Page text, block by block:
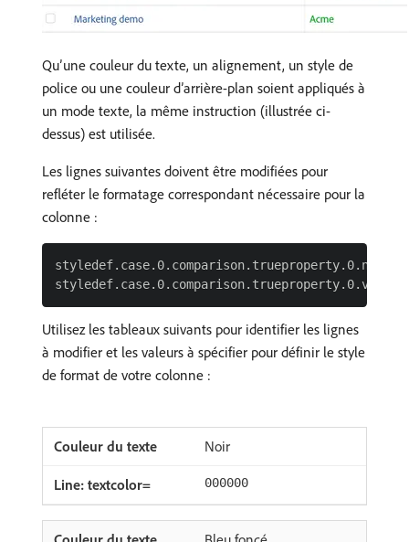
Qu’une couleur du texte, un alignement, un style de
police ou une couleur d’arrière-plan soient appliqués à
un mode texte, la même instruction (illustrée ci-
dessus) est utilisée.
Les lignes suivantes doivent être modifiées pour
refléter le formatage correspondant nécessaire pour la
colonne :
Utilisez les tableaux suivants pour identifier les lignes
à modifier et les valeurs à spécifier pour définir le style
de format de votre colonne :
Noir
000000